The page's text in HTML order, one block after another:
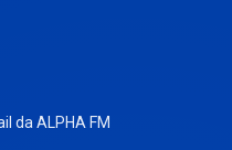
da ALPHA FM